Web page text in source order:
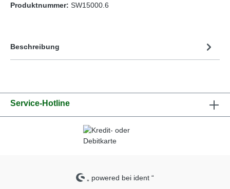
Produktnummer: SW15000.6
Beschreibung
Service-Hotline
„ powered bei ident “